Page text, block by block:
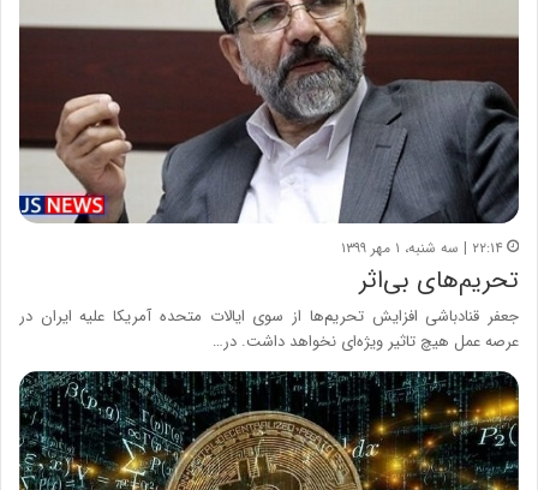
۲۲:۱۴ | سه شنبه، ۱ مهر ۱۳۹۹
تحریم‌های بی‌اثر
جعفر قنادباشی افزایش تحریم‌ها از سوی ایالات متحده آمریکا علیه ایران در
عرصه عمل هیچ تاثیر ویژه‌ای نخواهد داشت. در…